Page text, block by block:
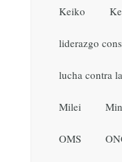
Keiko
liderazgo
lucha contra
Milei
OMS